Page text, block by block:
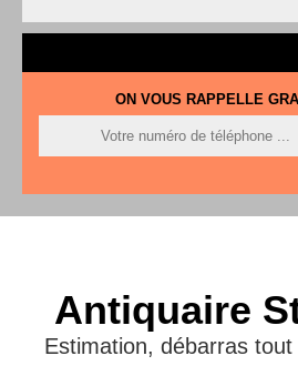
ON VOUS RAPPELLE
Antiquaire
Estimation, débarras